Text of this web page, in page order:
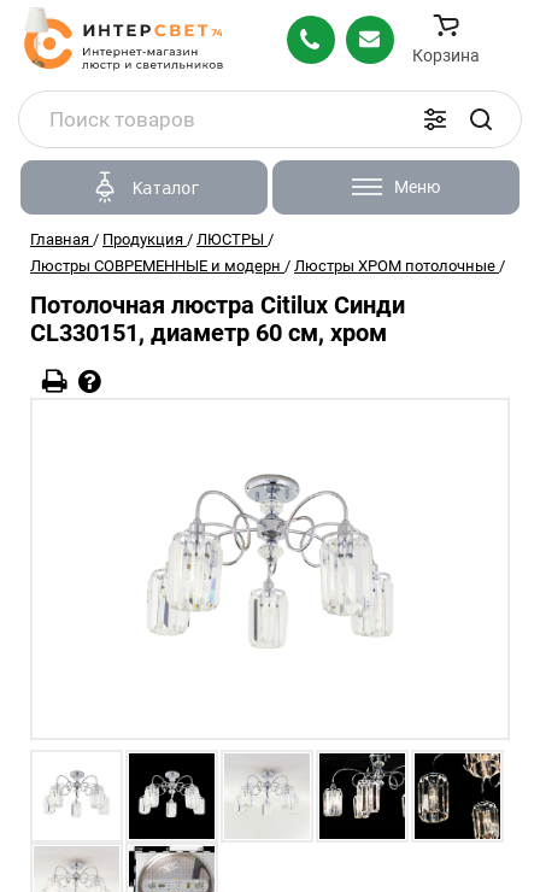
Корзина
Каталог Меню
Главная / Продукция / ЛЮСТРЫ /
Люстры СОВРЕМЕННЫЕ и модерн / Люстры ХРОМ потолочные /
Потолочная люстра Citilux Синди
CL330151, диаметр 60 см, хром